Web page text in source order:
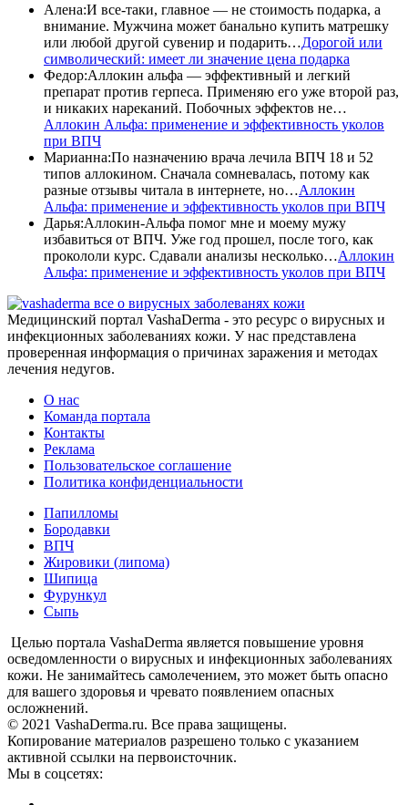
Алена:И все-таки, главное — не стоимость подарка, а
внимание. Мужчина может банально купить матрешку
или любой другой сувенир и подарить…Дорогой или
символический: имеет ли значение цена подарка
Федор:Аллокин альфа — эффективный и легкий
препарат против герпеса. Применяю его уже второй раз,
и никаких нареканий. Побочных эффектов не…
Аллокин Альфа: применение и эффективность уколов
при ВПЧ
Марианна:По назначению врача лечила ВПЧ 18 и 52
типов аллокином. Сначала сомневалась, потому как
разные отзывы читала в интернете, но…Аллокин
Альфа: применение и эффективность уколов при ВПЧ
Дарья:Аллокин-Альфа помог мне и моему мужу
избавиться от ВПЧ. Уже год прошел, после того, как
прокололи курс. Сдавали анализы несколько…Аллокин
Альфа: применение и эффективность уколов при ВПЧ
все о вирусных заболеванях кожи
Медицинский портал VashaDerma - это ресурс о вирусных и
инфекционных заболеваниях кожи. У нас представлена
проверенная информация о причинах заражения и методах
лечения недугов.
О нас
Команда портала
Контакты
Реклама
Пользовательское соглашение
Политика конфиденциальности
Папилломы
Бородавки
ВПЧ
Жировики (липома)
Шипица
Фурункул
Сыпь
Целью портала VashaDerma является повышение уровня
осведомленности о вирусных и инфекционных заболеваниях
кожи. Не занимайтесь самолечением, это может быть опасно
для вашего здоровья и чревато появлением опасных
осложнений.
© 2021 VashaDerma.ru. Все права защищены.
Копирование материалов разрешено только с указанием
активной ссылки на первоисточник.
Мы в соцсетях: